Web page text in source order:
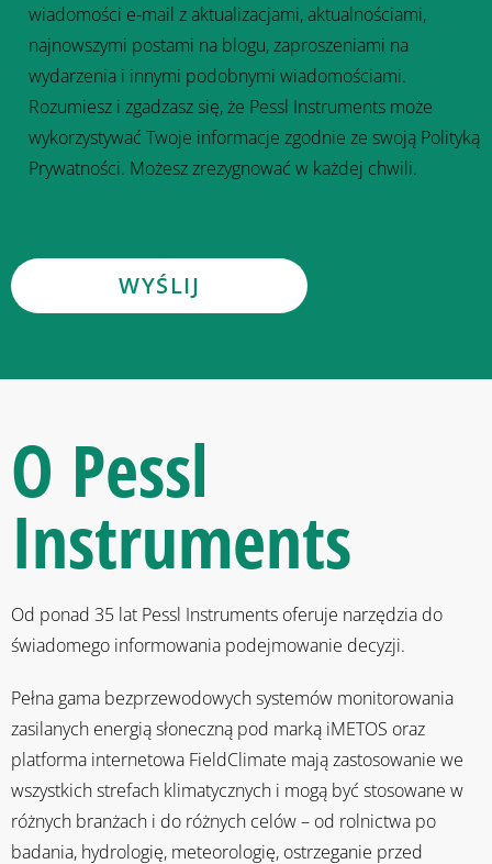
wiadomości e-mail z aktualizacjami, aktualnościami,
najnowszymi postami na blogu, zaproszeniami na
wydarzenia i innymi podobnymi wiadomościami.
Rozumiesz i zgadzasz się, że Pessl Instruments może
wykorzystywać Twoje informacje zgodnie ze swoją Polityką
Prywatności. Możesz zrezygnować w każdej chwili.
O Pessl
Instruments
Od ponad 35 lat Pessl Instruments oferuje narzędzia do
świadomego informowania podejmowanie decyzji.
Pełna gama bezprzewodowych systemów monitorowania
zasilanych energią słoneczną pod marką iMETOS oraz
platforma internetowa FieldClimate mają zastosowanie we
wszystkich strefach klimatycznych i mogą być stosowane w
różnych branżach i do różnych celów – od rolnictwa po
badania, hydrologię, meteorologię, ostrzeganie przed